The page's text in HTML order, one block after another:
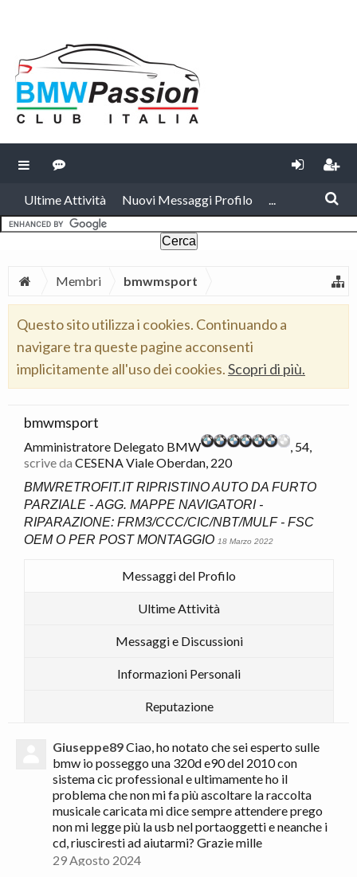
Ultime Attività Nuovi Messaggi Profilo ...
Membri bmwmsport
Questo sito utilizza i cookies. Continuando a
navigare tra queste pagine acconsenti
implicitamente all'uso dei cookies.Scopri di più.
bmwmsport
Amministratore Delegato BMW
, 54,
scrive da CESENA Viale Oberdan, 220
BMWRETROFIT.IT RIPRISTINO AUTO DA FURTO
PARZIALE - AGG. MAPPE NAVIGATORI -
RIPARAZIONE: FRM3/CCC/CIC/NBT/MULF - FSC
OEM O PER POST MONTAGGIO 18 Marzo 2022
Messaggi del Profilo
Ultime Attività
Messaggi e Discussioni
Informazioni Personali
Reputazione
Giuseppe89Ciao, ho notato che sei esperto sulle
bmw io posseggo una 320d e90 del 2010 con
sistema cic professional e ultimamente ho il
problema che non mi fa più ascoltare la raccolta
musicale caricata mi dice sempre attendere prego
non mi legge più la usb nel portaoggetti e neanche i
cd, riusciresti ad aiutarmi? Grazie mille
29 Agosto 2024